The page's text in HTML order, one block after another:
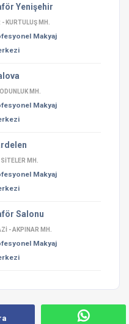
Yenişehir
KURTULUŞ MH.
Makyaj
MH.
Makyaj
MH.
Makyaj
Salonu
- AKPINAR MH.
Makyaj